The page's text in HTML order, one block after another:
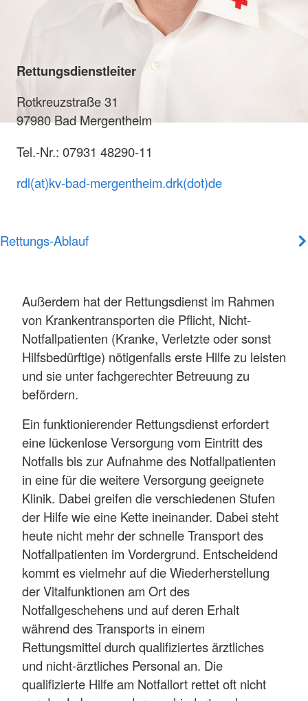
Rettungsdienstleiter
Rotkreuzstraße 31
97980 Bad Mergentheim
Tel.-Nr.: 07931 48290-11
rdl(at)kv-bad-mergentheim.drk(dot)de
Rettungs-Ablauf
Außerdem hat der Rettungsdienst im Rahmen
von Krankentransporten die Pflicht, Nicht-
Notfallpatienten (Kranke, Verletzte oder sonst
Hilfsbedürftige) nötigenfalls erste Hilfe zu leisten
und sie unter fachgerechter Betreuung zu
befördern.
Ein funktionierender Rettungsdienst erfordert
eine lückenlose Versorgung vom Eintritt des
Notfalls bis zur Aufnahme des Notfallpatienten
in eine für die weitere Versorgung geeignete
Klinik. Dabei greifen die verschiedenen Stufen
der Hilfe wie eine Kette ineinander. Dabei steht
heute nicht mehr der schnelle Transport des
Notfallpatienten im Vordergrund. Entscheidend
kommt es vielmehr auf die Wiederherstellung
der Vitalfunktionen am Ort des
Notfallgeschehens und auf deren Erhalt
während des Transports in einem
Rettungsmittel durch qualifiziertes ärztliches
und nicht-ärztliches Personal an. Die
qualifizierte Hilfe am Notfallort rettet oft nicht